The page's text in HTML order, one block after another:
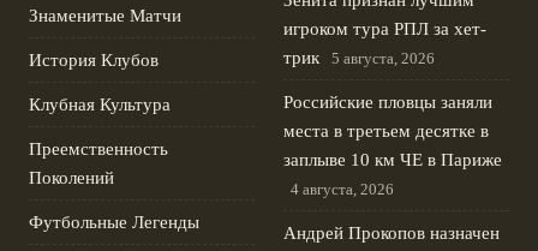
Знаменитые Матчи
История Клубов
Клубная Культура
Преемственность
Поколений
Футбольные Легенды
игроком тура РПЛ за хет-
трик
5 августа, 2026
Российские пловцы заняли
места в третьем десятке в
заплыве 10 км ЧЕ в Париже
4 августа, 2026
Андрей Прокопов назначен